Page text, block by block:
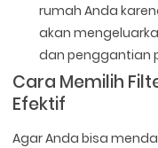
rumah Anda
akan
dan penggantian
Cara Memilih
Efektif
Agar Anda bisa